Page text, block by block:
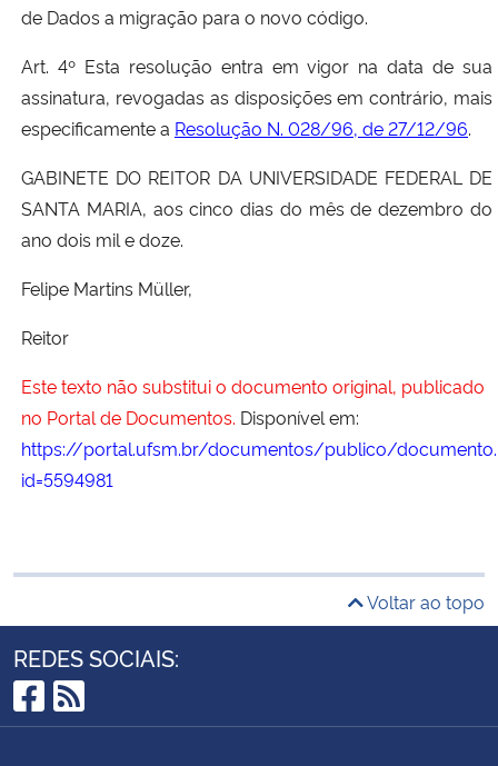
de Dados a migração para o novo código.
Art. 4º Esta resolução entra em vigor na data de sua
assinatura, revogadas as disposições em contrário, mais
especificamente a Resolução N. 028/96, de 27/12/96.
GABINETE DO REITOR DA UNIVERSIDADE FEDERAL DE
SANTA MARIA, aos cinco dias do mês de dezembro do
ano dois mil e doze.
Felipe Martins Müller,
Reitor
Este texto não substitui o documento original, publicado
no Portal de Documentos. Disponível em:
https://portal.ufsm.br/documentos/publico/
id=5594981
Voltar ao topo
REDES SOCIAIS:
Facebook
RSS